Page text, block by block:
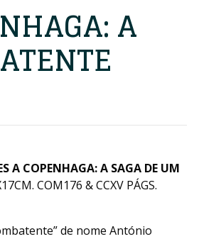
A
A COPENHAGA: A SAGA DE UM
COM176 & CCXV PÁGS.
de nome António